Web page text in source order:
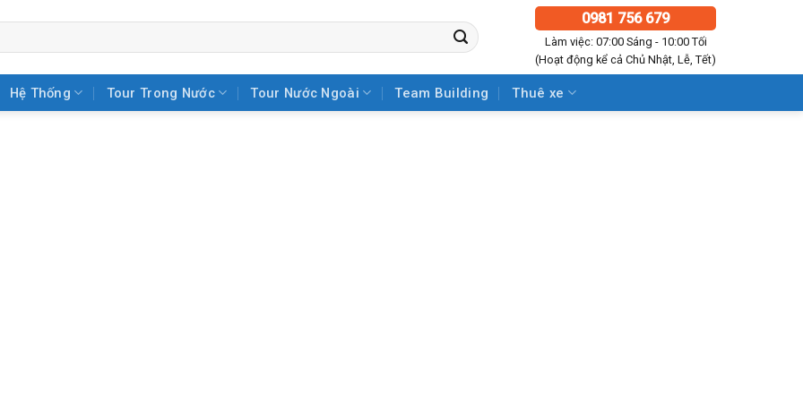
0981 756 679
Làm việc: 07:00 Sáng - 10:00 Tối
(Hoạt động kể cả Chủ Nhật, Lễ, Tết)
Hệ Thống Tour Trong Nước Tour Nước Ngoài Team Building Thuê xe